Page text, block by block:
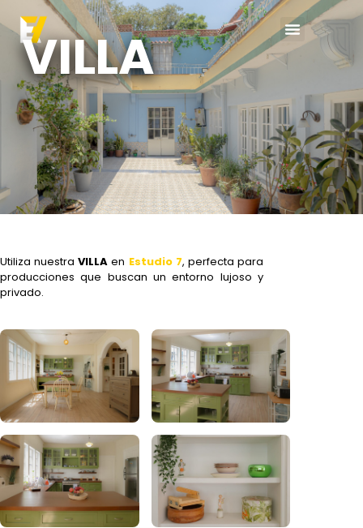
VILLA
Utiliza nuestraVILLA en Estudio 7, perfecta para
producciones que buscan un entorno lujoso y
privado.